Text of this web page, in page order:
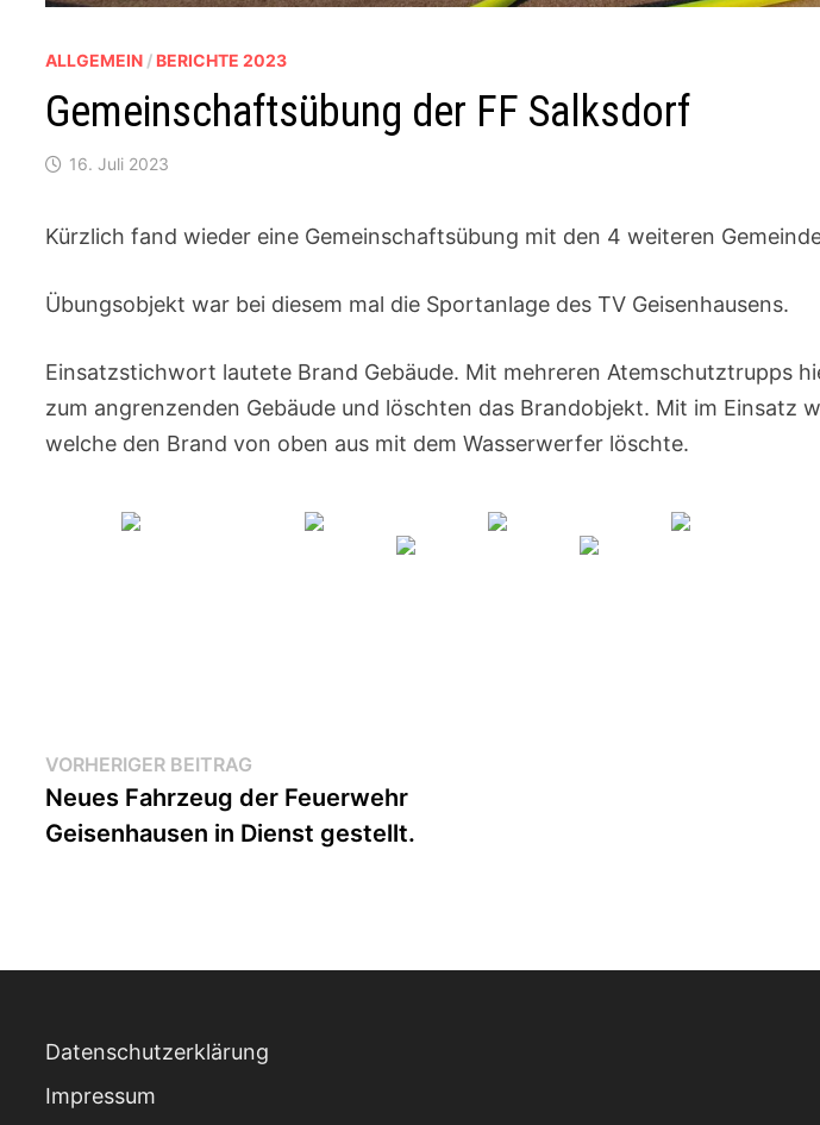
ALLGEMEIN / BERICHTE 2023
Gemeinschaftsübung der FF Salksdorf
16. Juli 2023
Kürzlich fand wieder eine Gemeinschaftsübung mit den 4 weiteren
Übungsobjekt war bei diesem mal die Sportanlage des TV Geisenhausens.
Einsatzstichwort lautete Brand Gebäude. Mit mehreren Atemschutztrupps
zum angrenzenden Gebäude und löschten das Brandobjekt. Mit im Einsatz
welche den Brand von oben aus mit dem Wasserwerfer löschte.
Beitragsnavigation
VORHERIGER BEITRAG
Beitrag:
Neues Fahrzeug der Feuerwehr
Geisenhausen in Dienst gestellt.
Datenschutzerklärung
Impressum